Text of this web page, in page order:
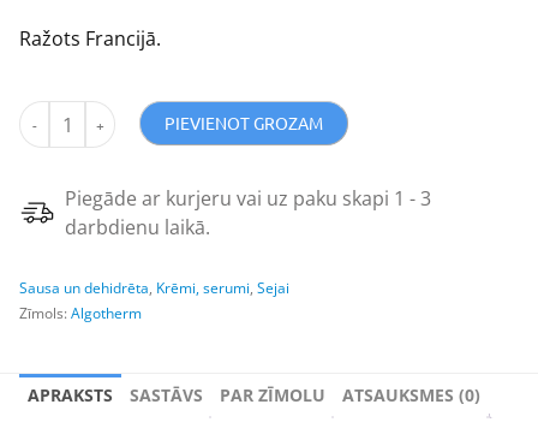
Ražots Francijā.
PIEVIENOT GROZAM
Piegāde ar kurjeru vai uz paku skapi 1 - 3
darbdienu laikā.
Sausa un dehidrēta, Krēmi, serumi, Sejai
Zīmols: Algotherm
APRAKSTS SASTĀVS PAR ZĪMOLU ATSAUKSMES (0)